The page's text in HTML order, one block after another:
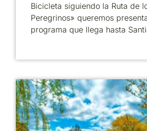
Bicicleta siguiendo la Ruta de
Peregrinos» queremos
programa que llega hasta